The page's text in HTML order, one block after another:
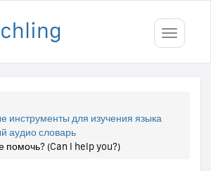
Toggle
инструменты для изучения языка
аудио словарь
помочь? (Can I help you?)